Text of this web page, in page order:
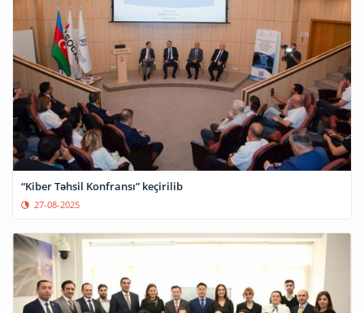
“Kiber Təhsil Konfransı” keçirilib
27-08-2025